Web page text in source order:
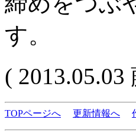
す。
( 2013.05.03
TOPページへ 更新情報へ